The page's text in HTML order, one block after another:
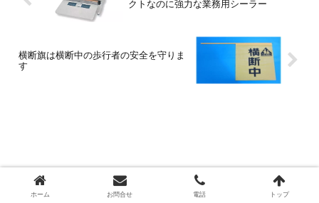
クトなのに強力な業務用シーラー
横断旗は横断中の歩行者の安全を守りま
す
ビニール・プラスチック製品の卸販売は西川善
ホーム お問合せ 電話 トップ